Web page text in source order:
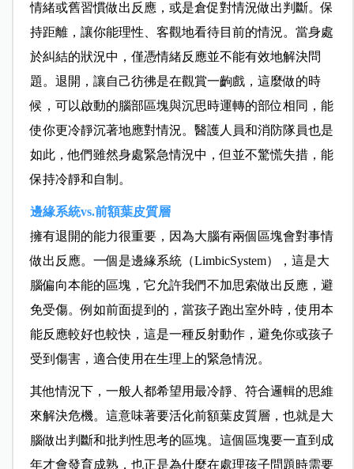
情緒或舊習慣做出反應，或是倉促對情況做出判斷。保
持距離，讓你能理性、客觀地看待目前的情況。當身處
於糾結的狀況中，僅憑情緒反應並不能有效地解決問
題。退開，讓自己彷彿是在觀賞一齣戲，這麼做的時
候，可以啟動的腦部區塊與沉思時運轉的部位相同，能
使你更冷靜沉著地應對情況。醫護人員和消防隊員也是
如此，他們雖然身處緊急情況中，但並不驚慌失措，能
保持冷靜和自制。
邊緣系統vs.前額葉皮質層
擁有退開的能力很重要，因為大腦有兩個區塊會對事情
做出反應。一個是邊緣系統（LimbicSystem），這是大
腦偏向本能的區塊，它允許我們不加思索做出反應，避
免受傷。例如前面提到的，當孩子跑出室外時，使用本
能反應較好也較快，這是一種反射動作，避免你或孩子
受到傷害，適合使用在生理上的緊急情況。
其他情況下，一般人都希望用最冷靜、符合邏輯的思維
來解決危機。這意味著要活化前額葉皮質層，也就是大
腦做出判斷和批判性思考的區塊。這個區塊要一直到成
年才會發育成熟，也正是為什麼在處理孩子問題時需要